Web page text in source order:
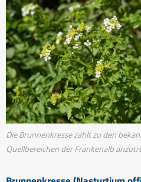
Die Brunnenkresse zählt zu den
Quellbereichen der Frankenalb